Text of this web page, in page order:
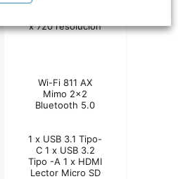
x 720 resolución
Wi-Fi 811 AX
Mimo 2x2
Bluetooth 5.0
1 x USB 3.1 Tipo-
C 1 x USB 3.2
Tipo -A 1 x HDMI
Lector Micro SD